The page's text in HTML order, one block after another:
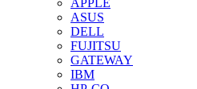
APPLE
ASUS
DELL
FUJITSU
GATEWAY
IBM